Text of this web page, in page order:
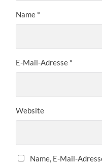
Name *
E-Mail-Adresse *
Website
Name, E-Mail-